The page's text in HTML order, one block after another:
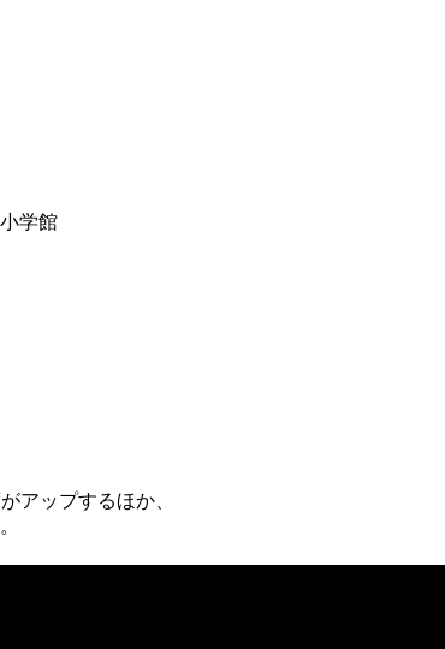
学館
アップするほか、